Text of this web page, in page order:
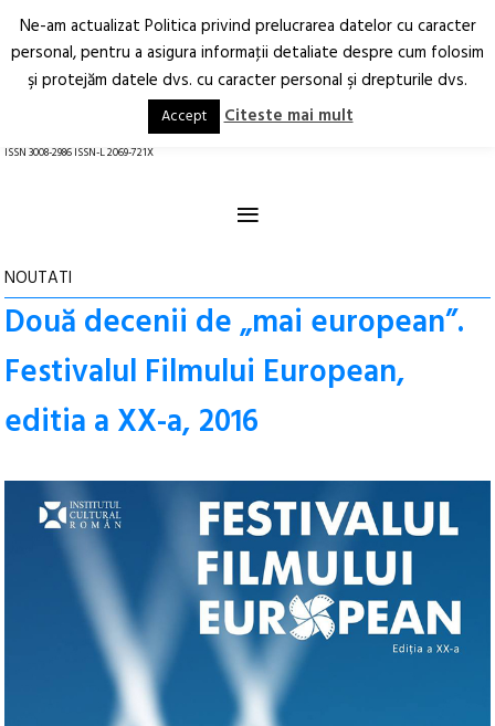
Arhitectură.
Oraș.
RO EN
ISSN 3008-2986 ISSN-L 2069-721X
≡
NOUTATI
Două decenii de „mai european”.
Festivalul Filmului European,
editia a XX-a, 2016
Ne-am actualizat Politica privind prelucrarea datelor cu caracter
personal, pentru a asigura informaţii detaliate despre cum folosim
şi protejăm datele dvs. cu caracter personal şi drepturile dvs.
Accept Citeste mai mult